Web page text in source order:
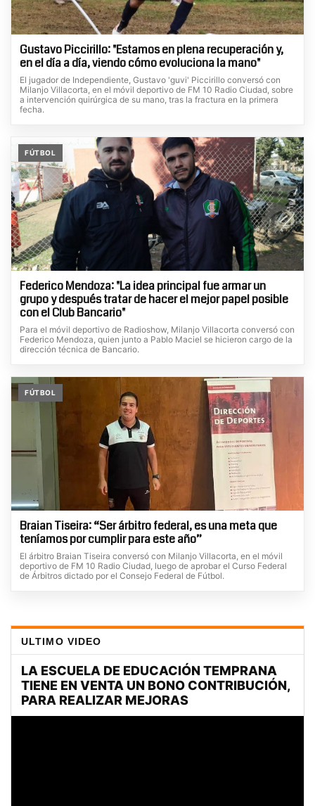
Gustavo Piccirillo: "Estamos en plena recuperación y,
en el día a día, viendo cómo evoluciona la mano"
El jugador de Independiente, Gustavo 'guvi' Piccirillo conversó con
Milanjo Villacorta, en el móvil deportivo de FM 10 Radio Ciudad, sobre
a intervención quirúrgica de su mano, tras la fractura en la primera
fecha.
FÚTBOL
Federico Mendoza: "La idea principal fue armar un
grupo y después tratar de hacer el mejor papel posible
con el Club Bancario"
Para el móvil deportivo de Radioshow, Milanjo Villacorta conversó con
Federico Mendoza, quien junto a Pablo Maciel se hicieron cargo de la
dirección técnica de Bancario.
FÚTBOL
Braian Tiseira: “Ser árbitro federal, es una meta que
teníamos por cumplir para este año”
El árbitro Braian Tiseira conversó con Milanjo Villacorta, en el móvil
deportivo de FM 10 Radio Ciudad, luego de aprobar el Curso Federal
de Árbitros dictado por el Consejo Federal de Fútbol.
ULTIMO VIDEO